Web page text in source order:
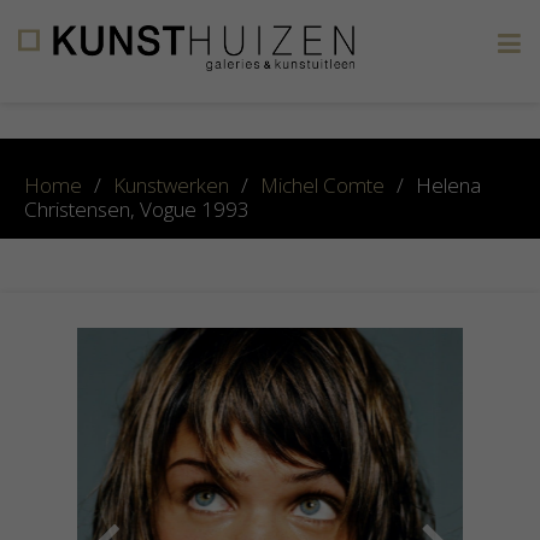
Home / Kunstwerken / Michel Comte / Helena
Christensen, Vogue 1993